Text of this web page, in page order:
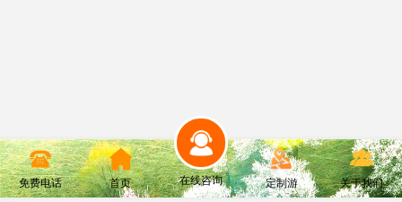
免费电话 首页 在线咨询 定制游 关于我们